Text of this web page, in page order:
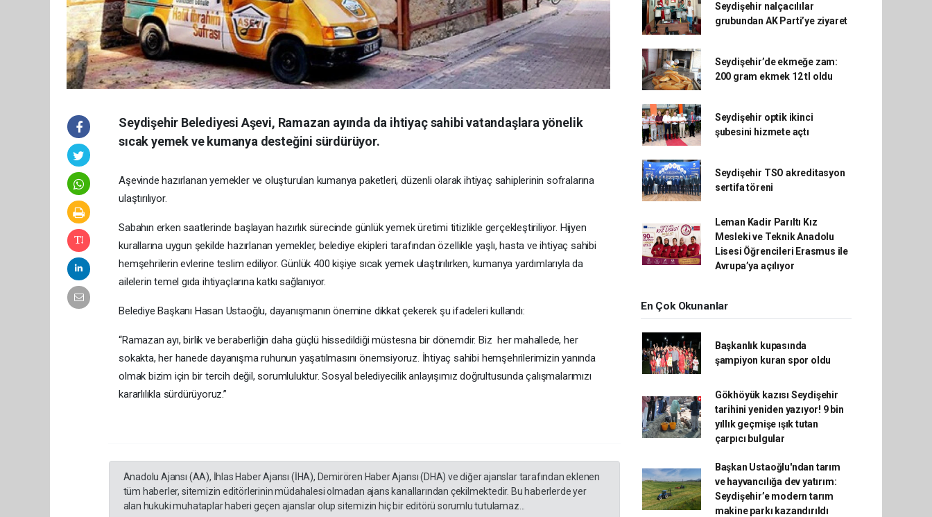
Seydişehir Belediyesi Aşevi, Ramazan ayında da ihtiyaç sahibi vatandaşlara yönelik
sıcak yemek ve kumanya desteğini sürdürüyor.
Aşevinde hazırlanan yemekler ve oluşturulan kumanya paketleri, düzenli olarak ihtiyaç sahiplerinin sofralarına
ulaştırılıyor.
Sabahın erken saatlerinde başlayan hazırlık sürecinde günlük yemek üretimi titizlikle gerçekleştiriliyor. Hijyen
kurallarına uygun şekilde hazırlanan yemekler, belediye ekipleri tarafından özellikle yaşlı, hasta ve ihtiyaç sahibi
hemşehrilerin evlerine teslim ediliyor. Günlük 400 kişiye sıcak yemek ulaştırılırken, kumanya yardımlarıyla da
ailelerin temel gıda ihtiyaçlarına katkı sağlanıyor.
Belediye Başkanı Hasan Ustaoğlu, dayanışmanın önemine dikkat çekerek şu ifadeleri kullandı:
“Ramazan ayı, birlik ve beraberliğin daha güçlü hissedildiği müstesna bir dönemdir. Biz her mahallede, her
sokakta, her hanede dayanışma ruhunun yaşatılmasını önemsiyoruz. İhtiyaç sahibi hemşehrilerimizin yanında
olmak bizim için bir tercih değil, sorumluluktur. Sosyal belediyecilik anlayışımız doğrultusunda çalışmalarımızı
kararlılıkla sürdürüyoruz.”
Anadolu Ajansı (AA), İhlas Haber Ajansı (İHA), Demirören Haber Ajansı (DHA) ve diğer ajanslar tarafından eklenen
tüm haberler, sitemizin editörlerinin müdahalesi olmadan ajans kanallarından çekilmektedir. Bu haberlerde yer
alan hukuki muhataplar haberi geçen ajanslar olup sitemizin hiç bir editörü sorumlu tutulamaz...
Seydişehir nalçacılılar
grubundan AK Parti’ye ziyaret
Seydişehir’de ekmeğe zam:
200 gram ekmek 12 tl oldu
Seydişehir optik ikinci
şubesini hizmete açtı
Seydişehir TSO akreditasyon
sertifa töreni
Leman Kadir Parıltı Kız
Mesleki ve Teknik Anadolu
Lisesi Öğrencileri Erasmus ile
Avrupa’ya açılıyor
En Çok Okunanlar
Başkanlık kupasında
şampiyon kuran spor oldu
Gökhöyük kazısı Seydişehir
tarihini yeniden yazıyor! 9 bin
yıllık geçmişe ışık tutan
çarpıcı bulgular
Başkan Ustaoğlu'ndan tarım
ve hayvancılığa dev yatırım:
Seydişehir’e modern tarım
makine parkı kazandırıldı